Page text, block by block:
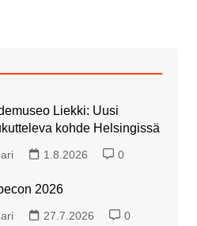
Liekki: Uusi
kohde Helsingissä
1.8.2026 0
2026
27.7.2026 0